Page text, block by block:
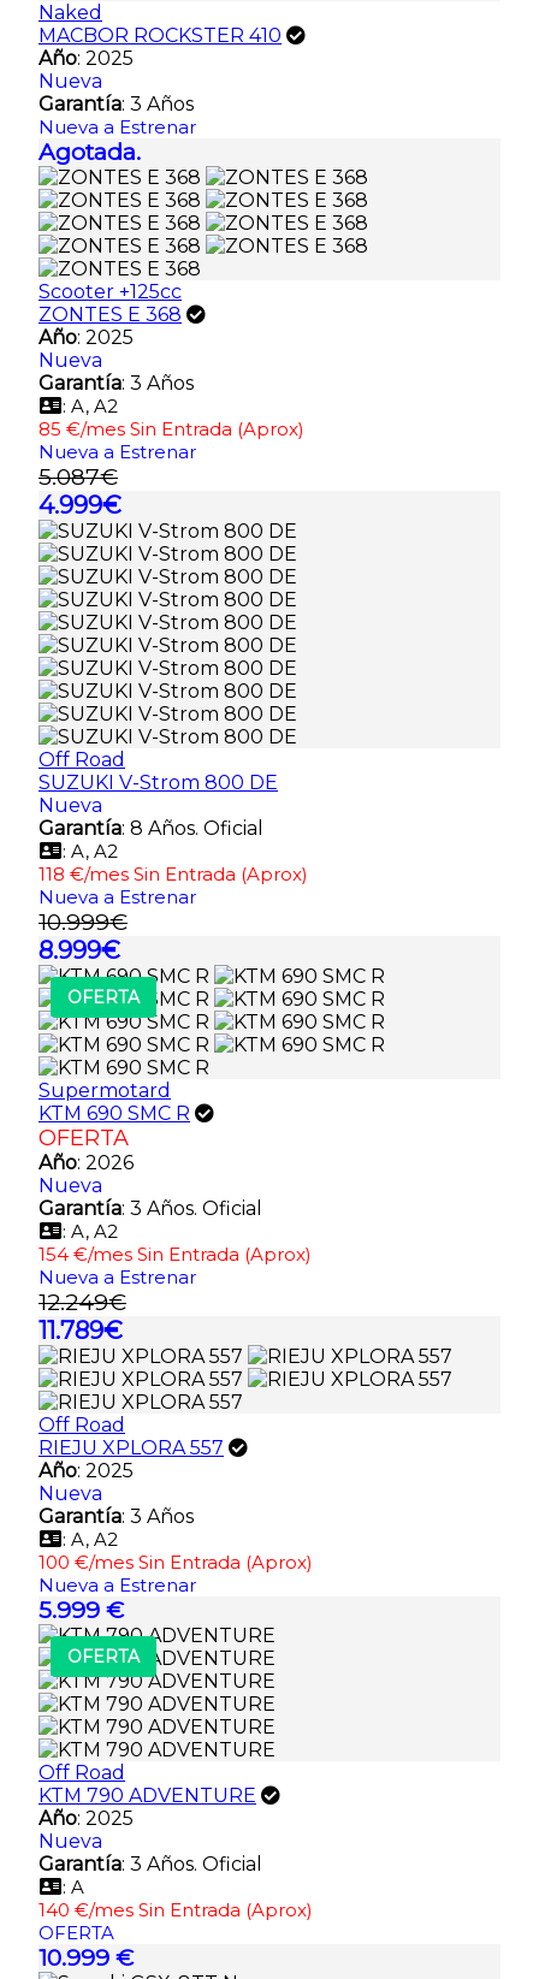
Naked
MACBOR ROCKSTER 410
Año: 2025
Nueva
Garantía: 3 Años
Nueva a Estrenar
Agotada.
Scooter +125cc
ZONTES E 368
Año: 2025
Nueva
Garantía: 3 Años
: A, A2
85 €/mes Sin Entrada (Aprox)
Nueva a Estrenar
5.087€
4.999€
Off Road
SUZUKI V-Strom 800 DE
Nueva
Garantía: 8 Años. Oficial
: A, A2
118 €/mes Sin Entrada (Aprox)
Nueva a Estrenar
10.999€
8.999€
OFERTA
Supermotard
KTM 690 SMC R
OFERTA
Año: 2026
Nueva
Garantía: 3 Años. Oficial
: A, A2
154 €/mes Sin Entrada (Aprox)
Nueva a Estrenar
12.249€
11.789€
Off Road
RIEJU XPLORA 557
Año: 2025
Nueva
Garantía: 3 Años
: A, A2
100 €/mes Sin Entrada (Aprox)
Nueva a Estrenar
5.999 €
OFERTA
Off Road
KTM 790 ADVENTURE
Año: 2025
Nueva
Garantía: 3 Años. Oficial
: A
140 €/mes Sin Entrada (Aprox)
OFERTA
10.999 €